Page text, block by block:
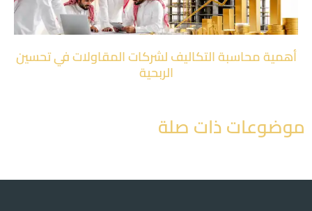
أهمية محاسبة التكاليف لشركات المقاولات في تحسين
الربحية
موضوعات ذات صلة